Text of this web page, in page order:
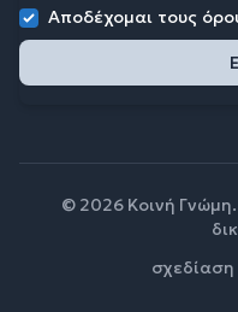
Αποδέχομαι τους
© 2026 Κοινή